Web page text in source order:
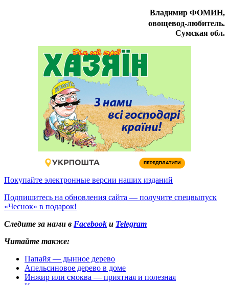
Владимир ФОМИН,
овощевод-любитель.
Сумская обл.
Покупайте электронные версии наших изданий
Подпишитесь на обновления сайта — получите спецвыпуск
«Чеснок» в подарок!
Следите за нами в Facebook и Telegram
Читайте также:
Папайя — дынное дерево
Апельсиновое дерево в доме
Инжир или смоква — приятная и полезная